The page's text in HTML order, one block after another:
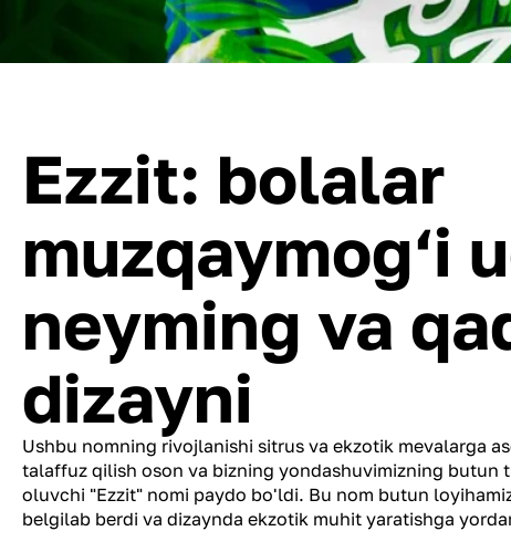
Ezzit: bolalar
muzqaymog‘i
neyming va
dizayni
Ushbu nomning rivojlanishi sitrus va ekzotik mevalarga
talaffuz qilish oson va bizning yondashuvimizning butun
oluvchi "Ezzit" nomi paydo bo'ldi. Bu nom butun
belgilab berdi va dizaynda ekzotik muhit yaratishga